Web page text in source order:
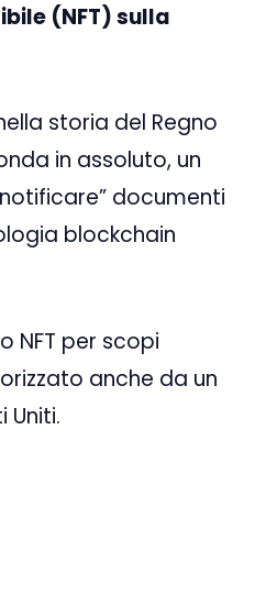
(NFT) sulla
storia del Regno
in assoluto, un
documenti
blockchain
NFT per scopi
anche da un
Uniti.